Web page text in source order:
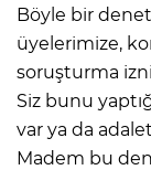
Böyle bir
üyelerimize,
soruşturma
Siz bunu
var ya da
Madem bu